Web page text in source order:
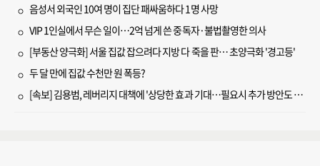
음성서 외국인 10여 명이 집단 패싸움하다 1명 사망
VIP 1인실에서 무슨 일이…2억 넘게 쓴 중독자·불법촬영한 의사
[부동산 양극화] 서울 집값 잡으려다 지방 다 죽을 판… 초양극화 '경고등'
두 달 만에 집값 수천만 원 폭등?
[속보] 김용범, 레버리지 대책에 '상당한 효과 기대…필요시 추가 방안도 검토'